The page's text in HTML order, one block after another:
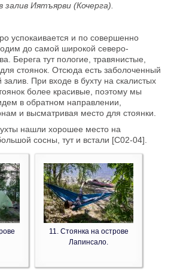
залив Иятъярви (Кочерга).
успокаивается и по совершенно
до самой широкой северо-
Берега тут пологие, травянистые,
стоянок. Отсюда есть заболоченный
залив. При входе в бухту на скалистых
более красивые, поэтому мы
в обратном направлении,
и высматривая место для стоянки.
нашли хорошее место на
сосны, тут и встали [C02-04].
11. Стоянка на острове
Лапинсало.